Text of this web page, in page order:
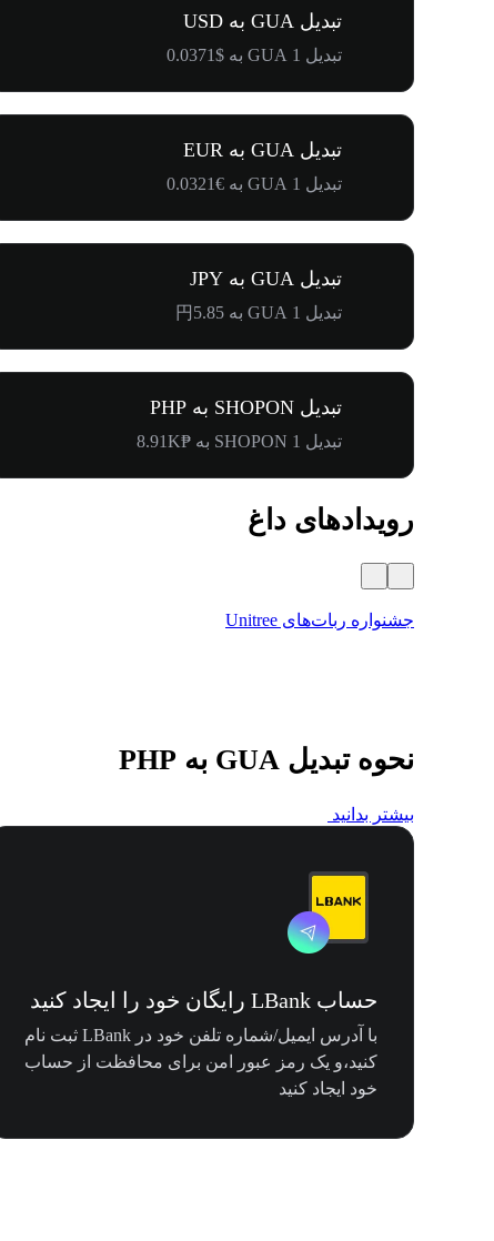
تبدیل GUA به USD
تبدیل 1 GUA به $0.0371
تبدیل GUA به EUR
تبدیل 1 GUA به €0.0321
تبدیل GUA به JPY
تبدیل 1 GUA به 円5.85
تبدیل SHOPON به PHP
تبدیل 1 SHOPON به ₱8.91K
رویدادهای داغ
جشنواره ربات‌های Unitree
نحوه تبدیل GUA به PHP
بیشتر بدانید
حساب LBank رایگان خود را ایجاد کنید
با آدرس ایمیل/شماره تلفن خود در LBank ثبت نام
کنید،و یک رمز عبور امن برای محافظت از حساب
خود ایجاد کنید